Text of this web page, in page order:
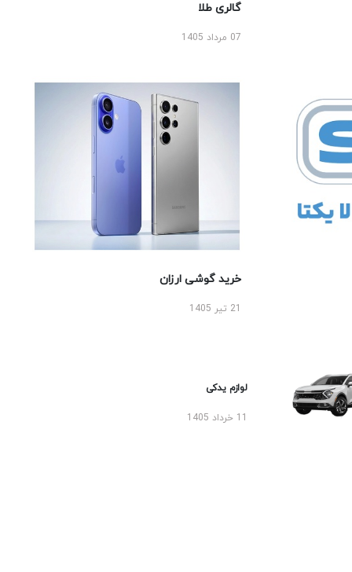
گالری طلا
07 مرداد 1405
خرید گوشی ارزان
لوازم یدکی